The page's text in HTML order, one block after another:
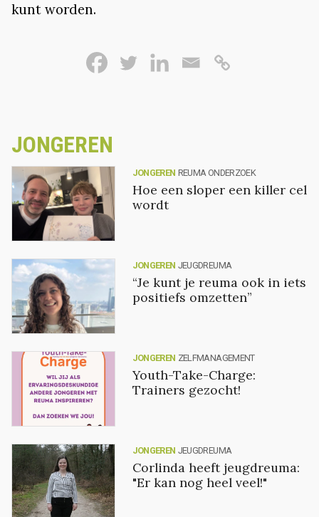
kunt worden.
JONGEREN
JONGEREN REUMA ONDERZOEK
Hoe een sloper een killer cel
wordt
JONGEREN JEUGDREUMA
“Je kunt je reuma ook in iets
positiefs omzetten”
JONGEREN ZELFMANAGEMENT
Youth-Take-Charge:
Trainers gezocht!
JONGEREN JEUGDREUMA
Corlinda heeft jeugdreuma:
"Er kan nog heel veel!"